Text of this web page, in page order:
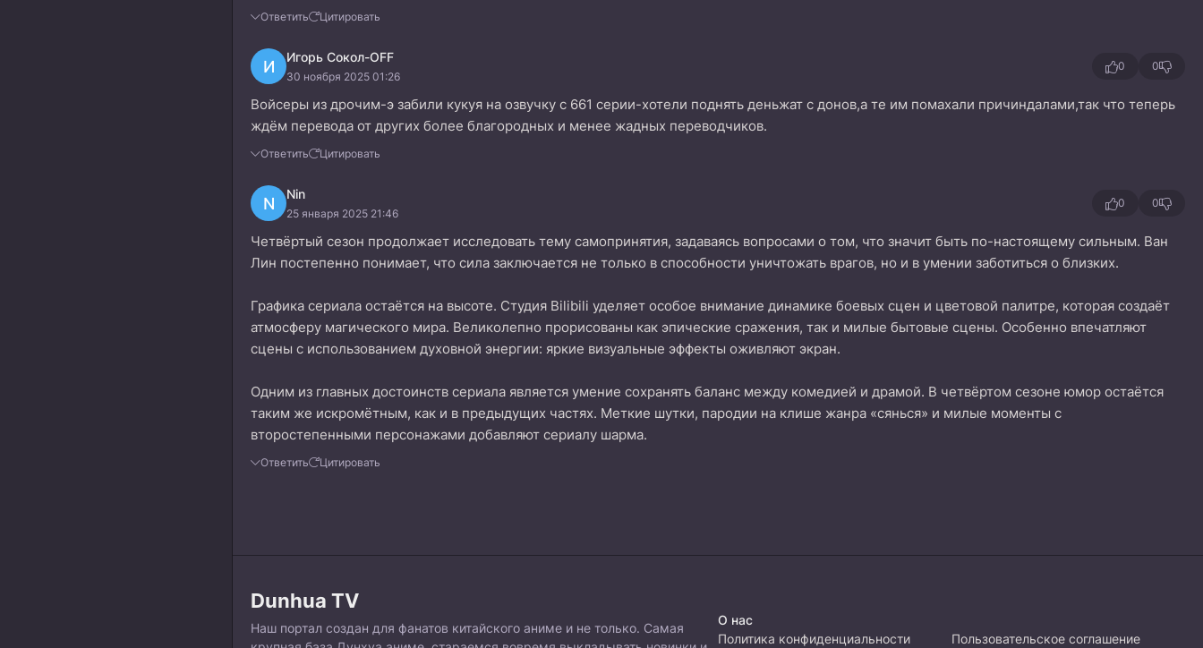
Ответить Цитировать
И Игорь Сокол-OFF
30 ноября 2025 01:26
0 0
Войсеры из дрочим-э забили кукуя на озвучку с 661 серии-хотели поднять деньжат с донов,а те им помахали причиндалами,так что теперь
ждём перевода от других более благородных и менее жадных переводчиков.
Ответить Цитировать
N Nin
25 января 2025 21:46
0 0
Четвёртый сезон продолжает исследовать тему самопринятия, задаваясь вопросами о том, что значит быть по-настоящему сильным. Ван
Лин постепенно понимает, что сила заключается не только в способности уничтожать врагов, но и в умении заботиться о близких.
Графика сериала остаётся на высоте. Студия Bilibili уделяет особое внимание динамике боевых сцен и цветовой палитре, которая создаёт
атмосферу магического мира. Великолепно прорисованы как эпические сражения, так и милые бытовые сцены. Особенно впечатляют
сцены с использованием духовной энергии: яркие визуальные эффекты оживляют экран.
Одним из главных достоинств сериала является умение сохранять баланс между комедией и драмой. В четвёртом сезоне юмор остаётся
таким же искромётным, как и в предыдущих частях. Меткие шутки, пародии на клише жанра «сянься» и милые моменты с
второстепенными персонажами добавляют сериалу шарма.
Ответить Цитировать
Dunhua TV
Наш портал создан для фанатов китайского аниме и не только. Самая
О нас
Политика конфиденциальности
Пользовательское соглашение